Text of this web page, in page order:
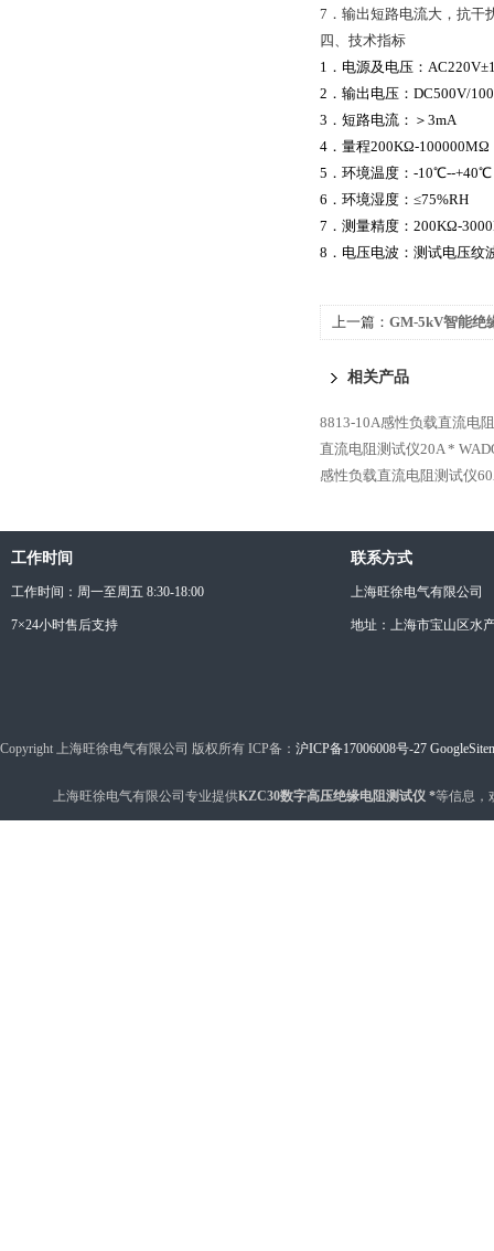
7．输出短路电流大，抗干
四、技术指标
1． 电源及电压： AC220V
2． 输出电压： DC500V/
3． 短路电流：＞3mA
4． 量程200KΩ-100000MΩ
5． 环境温度： -10℃--+40℃
6． 环境湿度：≤75%RH
7． 测量精度： 200KΩ-
8． 电压电波：测试电压纹
上一篇： GM-5kV智能绝
相关产品
8813-10A感性负载直流电
直流电阻测试仪20A *
感性负载直流电阻测试仪
工作时间
工作时间：周一至周五 8:30-18:00
7×24小时售后支持
联系方式
上海旺徐电气有限公司
地址：上海市宝山区水
Copyright 上海旺徐电气有限公司 版权所有 ICP备： 沪ICP备17006008号-27
上海旺徐电气有限公司专业提供KZC30数字高压绝缘电阻测试仪 *等信息，